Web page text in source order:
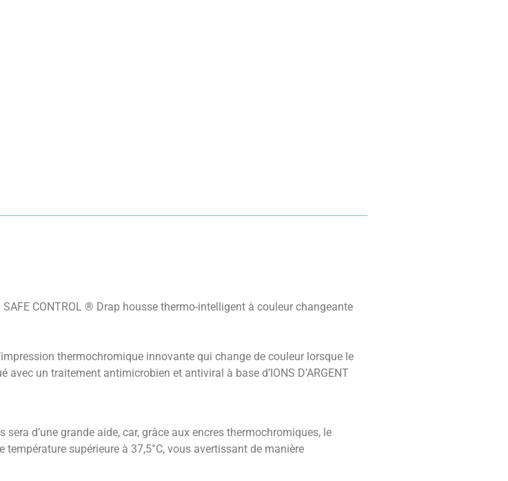
SAFE CONTROL ® Drap housse thermo-intelligent à couleur changeante
thermochromique innovante qui change de couleur lorsque le
un traitement antimicrobien et antiviral à base d’IONS D’ARGENT
d’une grande aide, car, grâce aux encres thermochromiques, le
supérieure à 37,5°C, vous avertissant de manière